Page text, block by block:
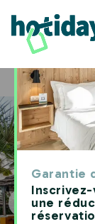
Garantie
une
Home Hôtels